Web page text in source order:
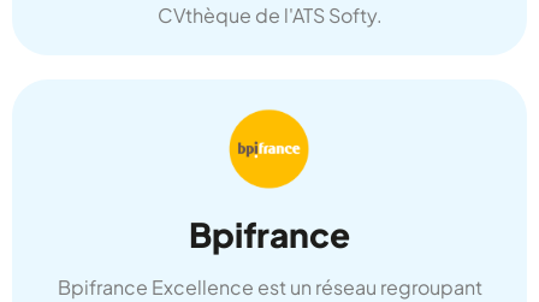
CVthèque de l'ATS Softy.
Bpifrance
Bpifrance Excellence est un réseau regroupant